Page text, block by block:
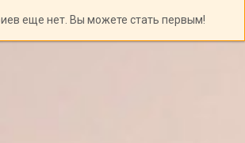
еще нет. Вы можете стать первым!